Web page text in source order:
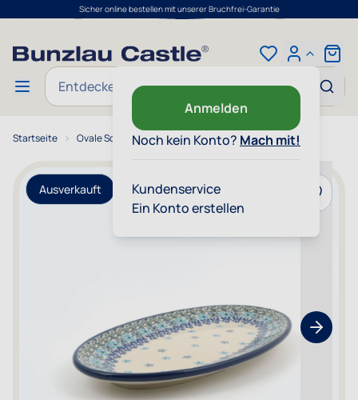
Sicher online bestellen mit unserer Bruchfrei-Garantie
Anmelden
Noch kein Konto? Mach mit!
Kundenservice
Ein Konto erstellen
Cart
Suche
Startseite Ovale Schale - Garland
Ausverkauft
Zur
Show